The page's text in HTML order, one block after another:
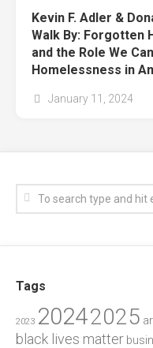
Kevin F. Adler &
Walk By: Forgotten
and the Role We
Homelessness in
January 11, 2024
Tags
2023 20242025
black lives matter